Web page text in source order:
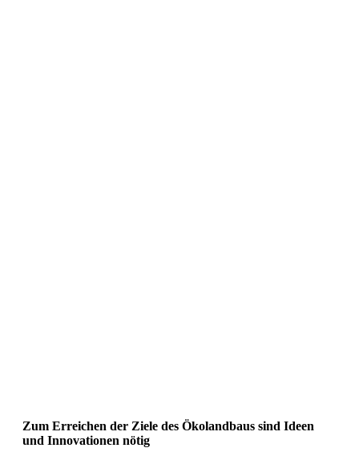
Zum Erreichen der Ziele des Ökolandbaus sind Ideen
und Innovationen nötig